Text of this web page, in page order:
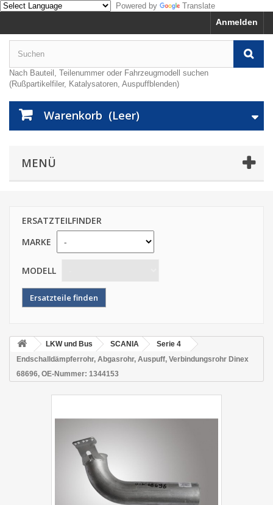
Powered by Translate
Anmelden
Nach Bauteil, Teilenummer oder Fahrzeugmodell suchen
(Rußpartikelfiler, Katalysatoren, Auspuffblenden)
Warenkorb (Leer)
MENÜ
ERSATZTEILFINDER
MARKE
MODELL
LKW und Bus SCANIA
Serie 4
Endschalldämpferrohr, Abgasrohr, Auspuff, Verbindungsrohr Dinex
68696, OE-Nummer: 1344153